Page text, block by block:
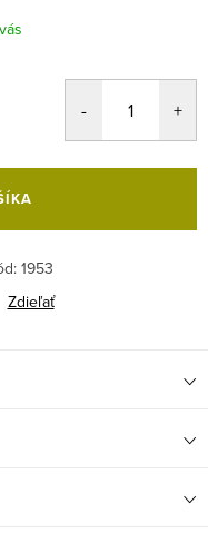
1953
Zdieľať